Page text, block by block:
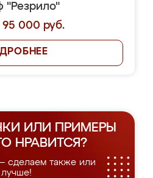
"Резрило"
95 000 руб.
ИЛИ ПРИМЕРЫ
НРАВИТСЯ?
сделаем также или
лучше!